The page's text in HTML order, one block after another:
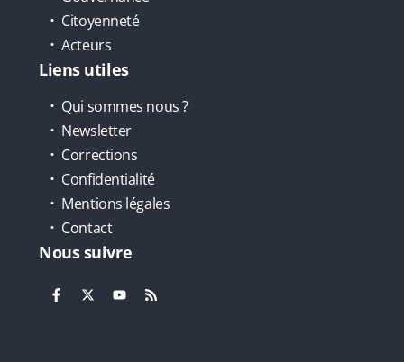
Citoyenneté
Acteurs
Liens utiles
Qui sommes nous ?
Newsletter
Corrections
Confidentialité
Mentions légales
Contact
Nous suivre